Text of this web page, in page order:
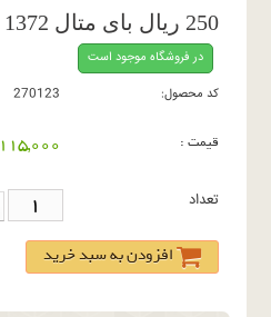
250 ریال بای متال 1372
در فروشگاه موجود است
کد محصول:
270123
قیمت : 115,000 تومان
تعداد
افزودن به سبد خرید